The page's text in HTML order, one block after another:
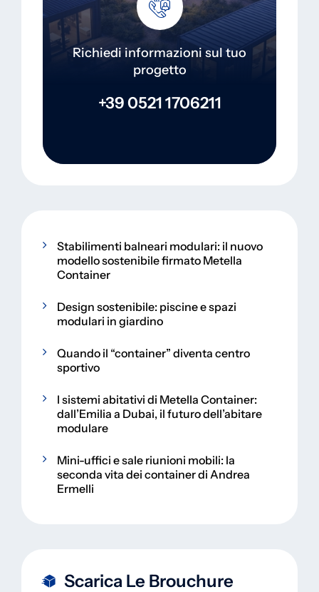
Richiedi informazioni sul tuo
progetto
+39 0521 1706211
Stabilimenti balneari modulari: il nuovo
modello sostenibile firmato Metella
Container
Design sostenibile: piscine e spazi
modulari in giardino
Quando il “container” diventa centro
sportivo
I sistemi abitativi di Metella Container:
dall’Emilia a Dubai, il futuro dell’abitare
modulare
Mini-uffici e sale riunioni mobili: la
seconda vita dei container di Andrea
Ermelli
Scarica Le Brouchure